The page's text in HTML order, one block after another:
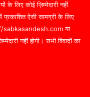
लिए कोई ज़िम्मेदारी नहीं
ऐसी सामग्री के लिए
sabkasandesh.com या
नहीं होगी। सभी विवादों का